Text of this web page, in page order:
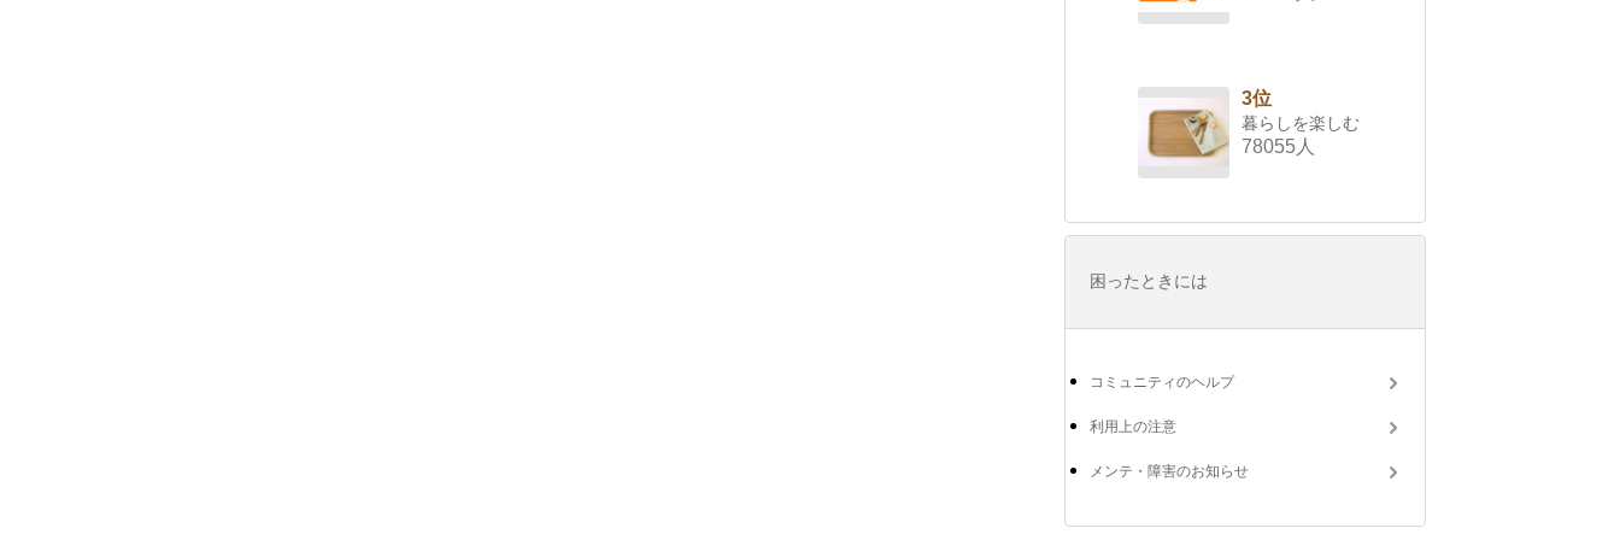
3位
暮らしを楽しむ
78055人
困ったときには
コミュニティのヘルプ
利用上の注意
メンテ・障害のお知らせ